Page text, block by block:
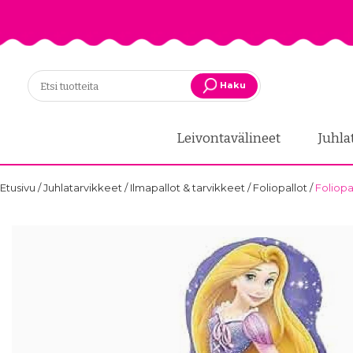
Haku
Leivontavälineet
Etusivu /Juhlatarvikkeet /Ilmapallot & tarvikkeet /Foliopallot /